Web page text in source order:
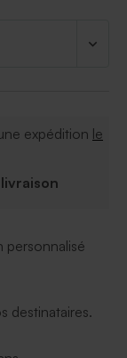
expédition le
personnalisé
destinataires.